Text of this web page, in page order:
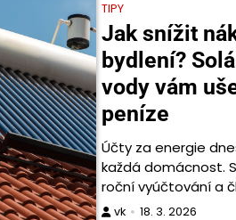
TIPY
Jak snížit
bydlení?
vody vám
peníze
Účty za energie
každá domácnost.
roční vyúčtování a
vk
18. 3. 2026